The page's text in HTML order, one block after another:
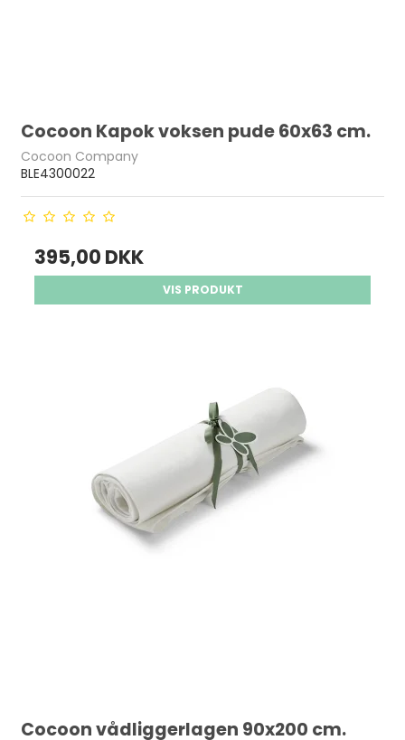
Cocoon Kapok voksen pude 60x63 cm.
Cocoon Company
BLE4300022
395,00 DKK
VIS PRODUKT
Cocoon vådliggerlagen 90x200 cm.